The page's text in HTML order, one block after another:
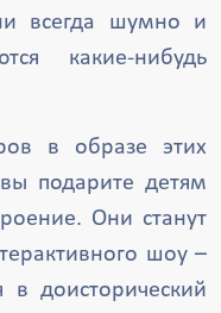
всегда шумно и
какие-нибудь
в образе этих
подарите детям
Они станут
шоу –
в доисторический